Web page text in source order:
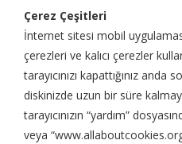
Çerez Çeşitleri
İnternet sitesi mobil
çerezleri ve kalıcı çerezler
tarayıcınızı kapattığınız anda
diskinizde uzun bir süre
tarayıcınızın “yardım”
veya